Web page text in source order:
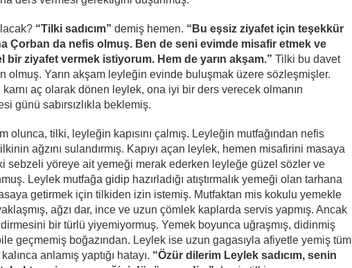
“Tilki sadıcım” demiş hemen. “Bu eşsiz ziyafet için teşekkür
Çorban da nefis olmuş. Ben de seni evimde misafir etmek ve
bir ziyafet vermek istiyorum. Hem de yarın akşam.” Tilki bu davet
olmuş. Yarın akşam leyleğin evinde buluşmak üzere sözleşmişler.
aç olarak dönen leylek, ona iyi bir ders verecek olmanın
günü sabırsızlıkla beklemiş.
olunca, tilki, leyleğin kapısını çalmış. Leyleğin mutfağından nefis
ağzını sulandırmış. Kapıyı açan leylek, hemen misafirini masaya
sebzeli yöreye ait yemeği merak ederken leyleğe güzel sözler ve
Leylek mutfağa gidip hazırladığı atıştırmalık yemeği olan tarhana
getirmek için tilkiden izin istemiş. Mutfaktan mis kokulu yemekle
ağzı dar, ince ve uzun çömlek kaplarda servis yapmış. Ancak
bir türlü yiyemiyormuş. Yemek boyunca uğraşmış, didinmiş
geçmemiş boğazından. Leylek ise uzun gagasıyla afiyetle yemiş tüm
anlamış yaptığı hatayı. “Özür dilerim Leylek sadıcım, senin